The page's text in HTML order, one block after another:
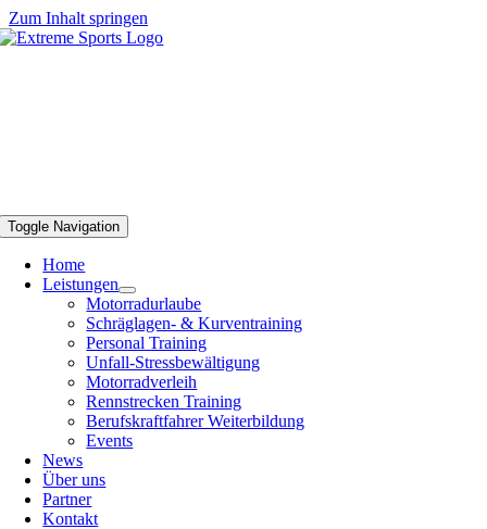
Zum Inhalt springen
Toggle Navigation
Home
Leistungen
Motorradurlaube
Schräglagen- & Kurventraining
Personal Training
Unfall-Stressbewältigung
Motorradverleih
Rennstrecken Training
Berufskraftfahrer Weiterbildung
Events
News
Über uns
Partner
Kontakt